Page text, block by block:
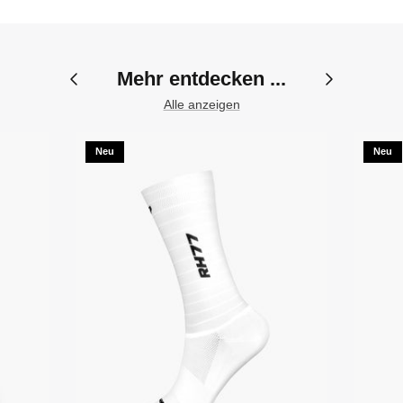
Mehr entdecken ...
Alle anzeigen
Neu Neu